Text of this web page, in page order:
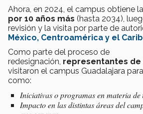
Ahora, en 2024, el campus obtiene la
por 10 años más (hasta 2034),
revisión y la visita por parte de
México, Centroamérica y el
Como parte del proceso de
redesignación, representantes de
visitaron el campus Guadalajara
como:
Iniciativas o programas en materia de
Impacto en las distintas áreas del